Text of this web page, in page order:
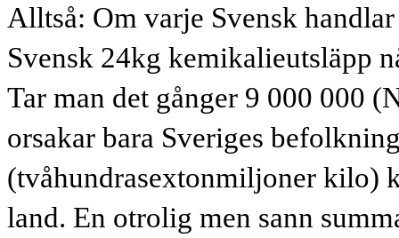
Alltså: Om varje Svensk
Svensk 24kg kemikalieutsläpp
Tar man det gånger 9 000 000
orsakar bara Sveriges
(tvåhundrasextonmiljoner kilo)
land. En otrolig men sann